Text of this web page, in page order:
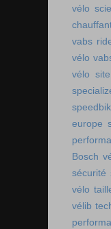
vélo
vabs
vélo
vélo
europe
Bosch
sécurité
vélo
vélib